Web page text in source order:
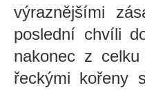
výraznějšími
poslední chvíli
nakonec z
řeckými kořeny